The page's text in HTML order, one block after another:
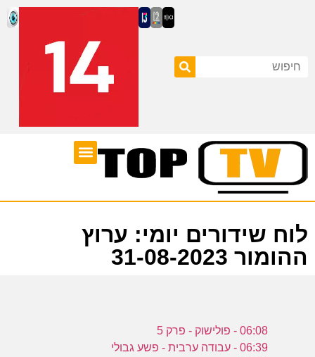
לוח שידורים יומי: ערוץ
ההומור 31-08-2023
06:08 - פולישוק - פרק 5
06:39 - עבודה ערבית - פשע גבולי